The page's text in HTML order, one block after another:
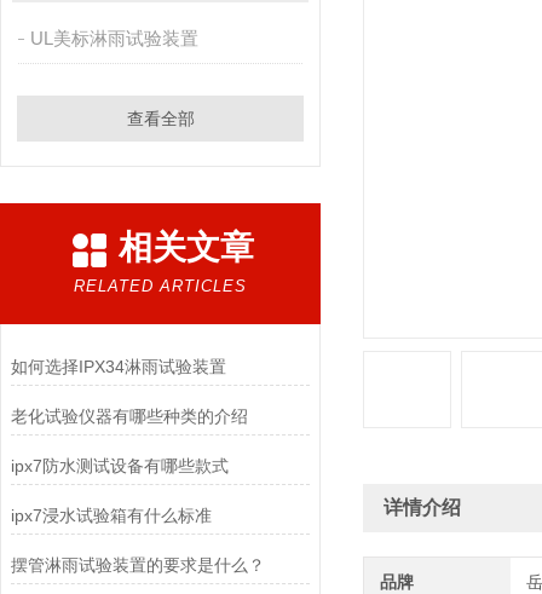
UL美标淋雨试验装置
查看全部
相关文章
RELATED ARTICLES
如何选择IPX34淋雨试验装置
老化试验仪器有哪些种类的介绍
ipx7防水测试设备有哪些款式
ipx7浸水试验箱有什么标准
摆管淋雨试验装置的要求是什么？
详情介绍
品牌